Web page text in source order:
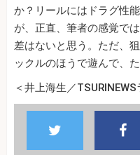
か？リールにはドラグ性
が、正直、筆者の感覚で
差はないと思う。ただ、
ックルのほうで遊んで、
＜井上海生／TSURINEWS